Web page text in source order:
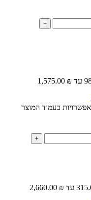
בעמוד המוצר